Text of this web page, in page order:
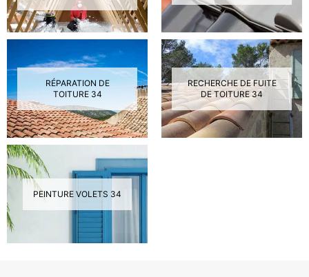
RÉPARATION DE
TOITURE 34
RECHERCHE DE FUITE
DE TOITURE 34
PEINTURE VOLETS 34